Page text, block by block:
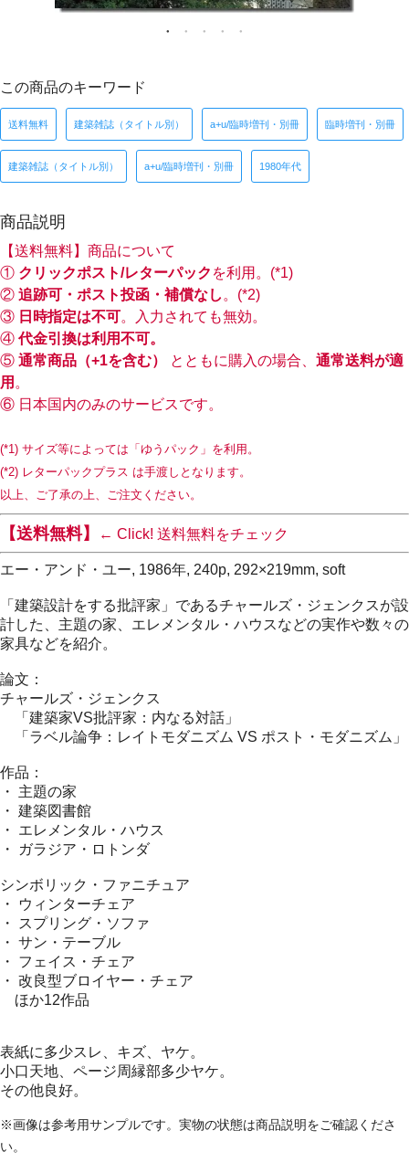
この商品のキーワード
送料無料 建築雑誌（タイトル別） a+u/臨時増刊・別冊 臨時増刊・別冊
建築雑誌（タイトル別） a+u/臨時増刊・別冊 1980年代
商品説明
【送料無料】商品について
① クリックポスト/レターパック を利用。(*1)
② 追跡可・ポスト投函・補償なし 。(*2)
③ 日時指定は不可。入力されても無効。
④代金引換は利用不可。
⑤ 通常商品（+1を含む） とともに購入の場合、 通常送料が適
用 。
⑥ 日本国内のみのサービスです。
(*1) サイズ等によっては「ゆうパック」を利用。
(*2) レターパックプラス は手渡しとなります。
以上、ご了承の上、ご注文ください。
【送料無料】 ← Click! 送料無料をチェック
エー・アンド・ユー, 1986年, 240p, 292×219mm, soft
「建築設計をする批評家」であるチャールズ・ジェンクスが設
計した、主題の家、エレメンタル・ハウスなどの実作や数々の
家具などを紹介。
論文：
チャールズ・ジェンクス
「建築家VS批評家：内なる対話」
「ラベル論争：レイトモダニズム VS ポスト・モダニズム」
作品：
・ 主題の家
・ 建築図書館
・ エレメンタル・ハウス
・ ガラジア・ロトンダ
シンボリック・ファニチュア
・ ウィンターチェア
・ スプリング・ソファ
・ サン・テーブル
・ フェイス・チェア
・ 改良型ブロイヤー・チェア
ほか12作品
表紙に多少スレ、キズ、ヤケ。
小口天地、ページ周縁部多少ヤケ。
その他良好。
※画像は参考用サンプルです。実物の状態は商品説明をご確認くださ
い。